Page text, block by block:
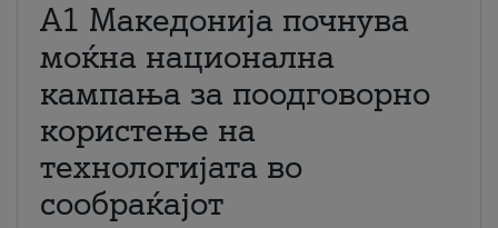
A1 Македонија почнува
моќна национална
кампања за поодговорно
користење на
технологијата во
сообраќајот